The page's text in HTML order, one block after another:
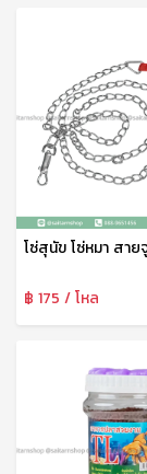
฿ 175 / โหล